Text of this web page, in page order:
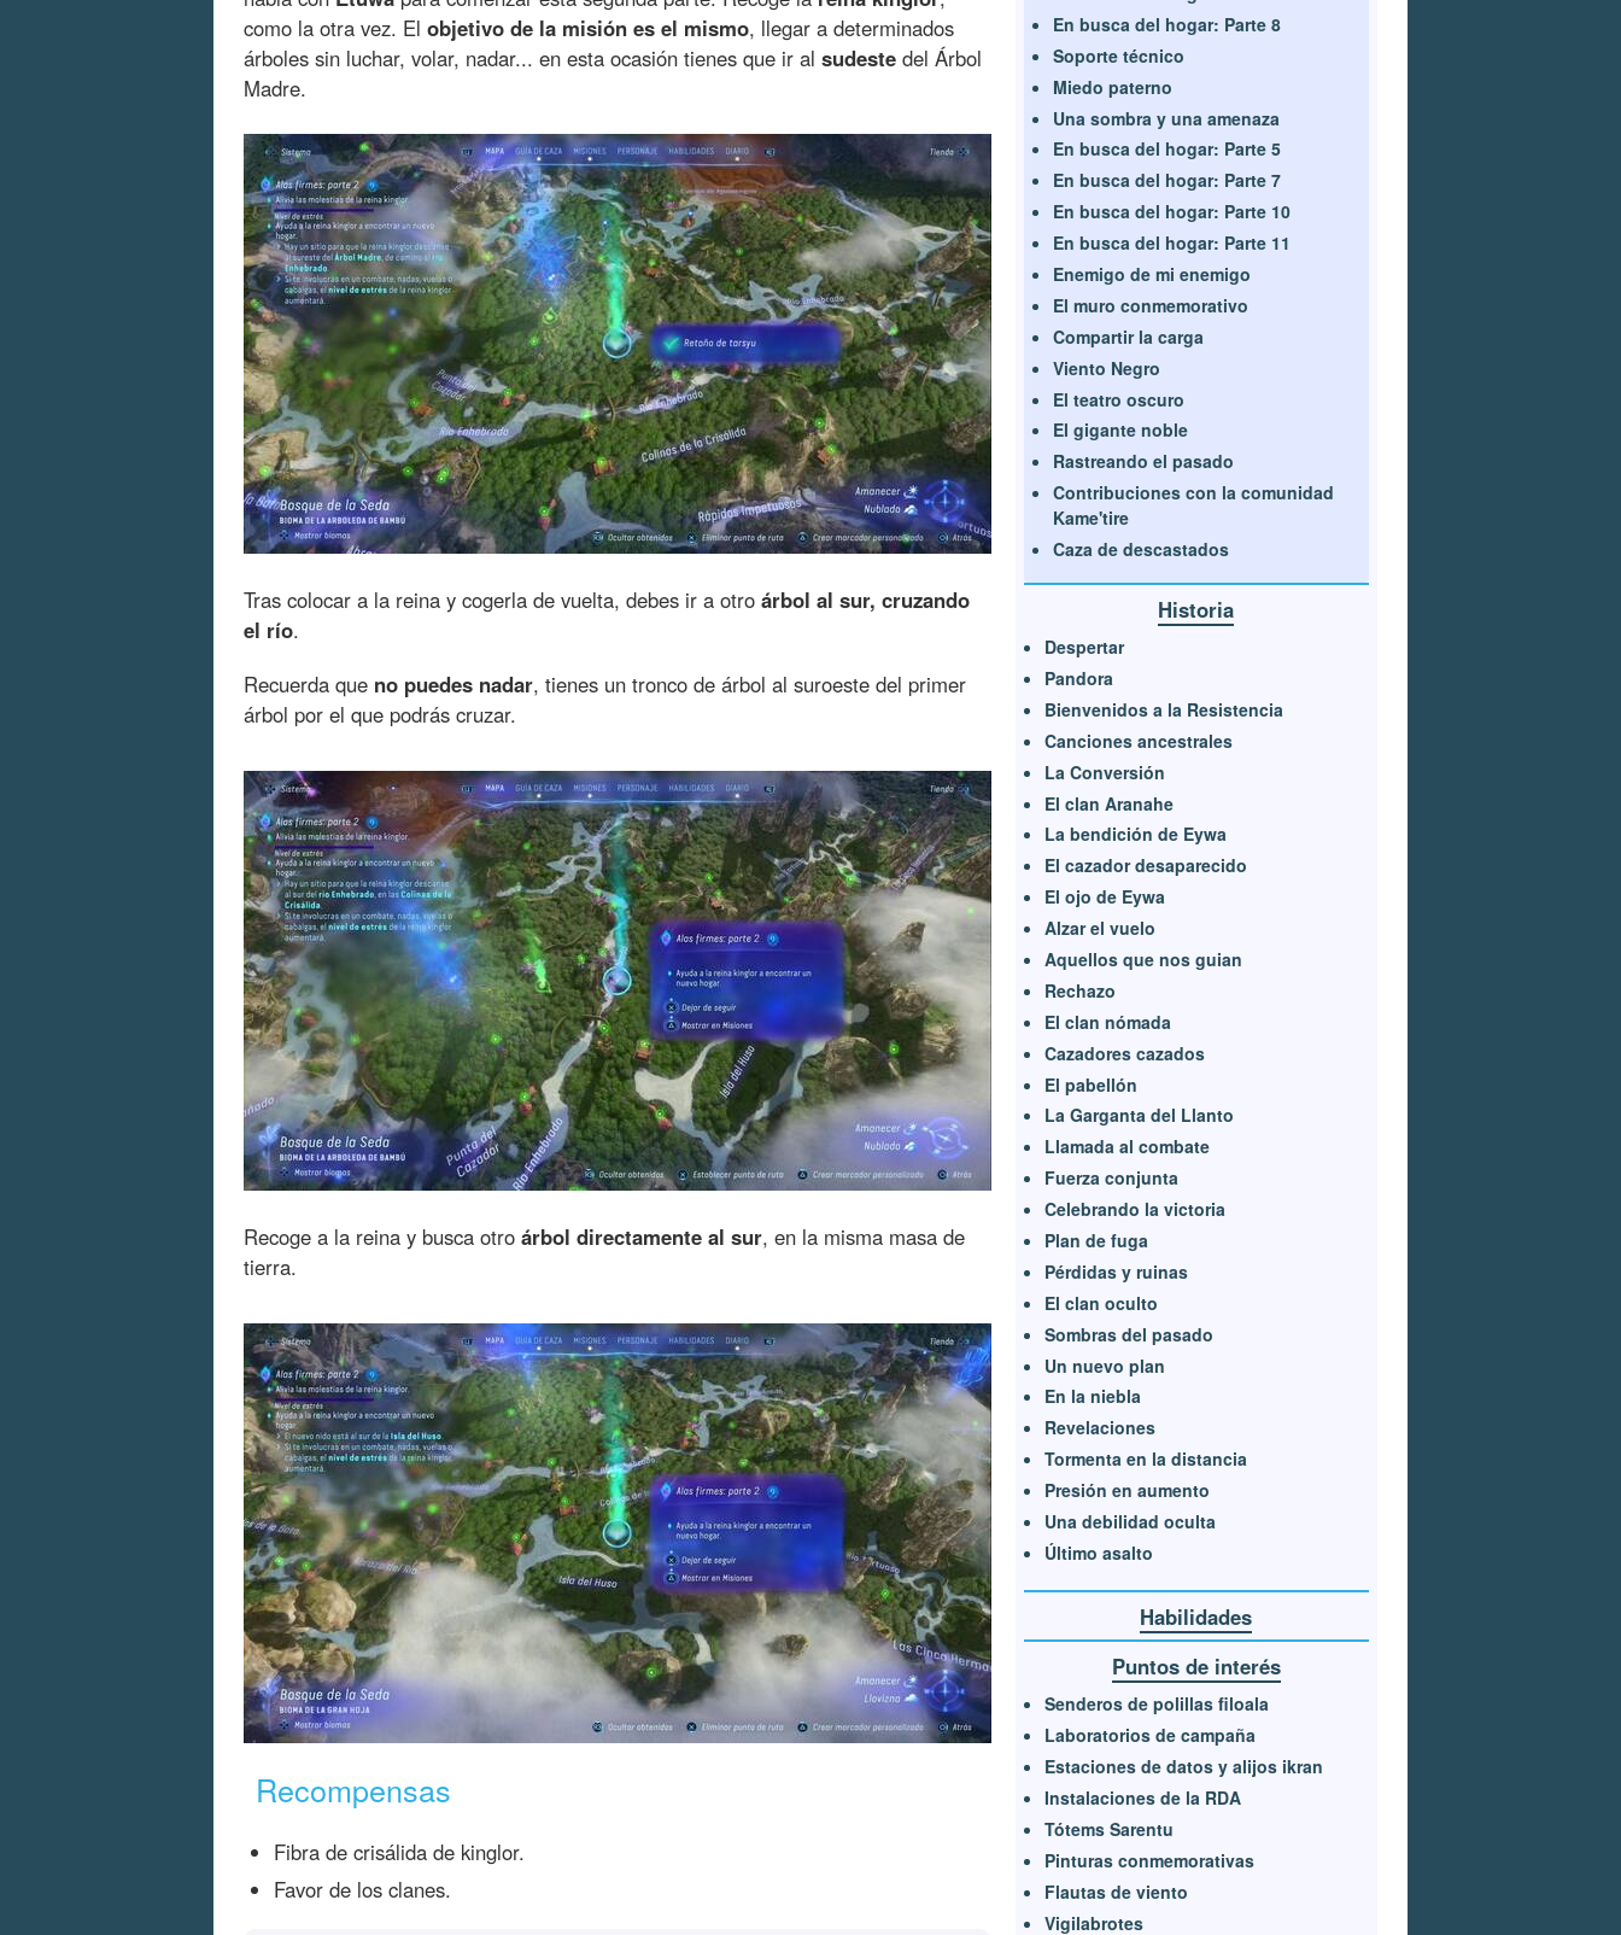
como la otra vez. El objetivo de la misión es el mismo, llegar a determinados
árboles sin luchar, volar, nadar... en esta ocasión tienes que ir al sudeste del Árbol
Madre.
Tras colocar a la reina y cogerla de vuelta, debes ir a otro árbol al sur, cruzando
el río.
Recuerda que no puedes nadar, tienes un tronco de árbol al suroeste del primer
árbol por el que podrás cruzar.
Recoge a la reina y busca otro árbol directamente al sur, en la misma masa de
tierra.
Recompensas
Fibra de crisálida de kinglor.
Favor de los clanes.
En busca del hogar: Parte 8
Soporte técnico
Miedo paterno
Una sombra y una amenaza
En busca del hogar: Parte 5
En busca del hogar: Parte 7
En busca del hogar: Parte 10
En busca del hogar: Parte 11
Enemigo de mi enemigo
El muro conmemorativo
Compartir la carga
Viento Negro
El teatro oscuro
El gigante noble
Rastreando el pasado
Contribuciones con la comunidad
Kame'tire
Caza de descastados
Historia
Despertar
Pandora
Bienvenidos a la Resistencia
Canciones ancestrales
La Conversión
El clan Aranahe
La bendición de Eywa
El cazador desaparecido
El ojo de Eywa
Alzar el vuelo
Aquellos que nos guian
Rechazo
El clan nómada
Cazadores cazados
El pabellón
La Garganta del Llanto
Llamada al combate
Fuerza conjunta
Celebrando la victoria
Plan de fuga
Pérdidas y ruinas
El clan oculto
Sombras del pasado
Un nuevo plan
En la niebla
Revelaciones
Tormenta en la distancia
Presión en aumento
Una debilidad oculta
Último asalto
Habilidades
Puntos de interés
Senderos de polillas filoala
Laboratorios de campaña
Estaciones de datos y alijos ikran
Instalaciones de la RDA
Tótems Sarentu
Pinturas conmemorativas
Flautas de viento
Vigilabrotes